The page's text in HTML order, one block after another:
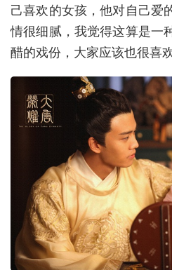
己喜欢的女孩，他对自己爱
情很细腻，我觉得这算是一
醋的戏份，大家应该也很喜